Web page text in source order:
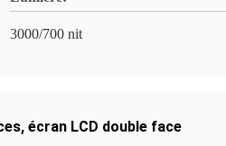
3000/700 nit
, écran LCD double face